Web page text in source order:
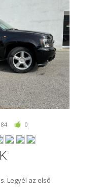
0
Legyél az első